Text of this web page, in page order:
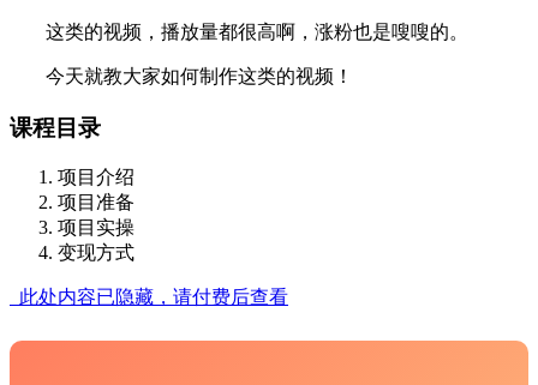
这类的视频，播放量都很高啊，涨粉也是嗖嗖的。
今天就教大家如何制作这类的视频！
课程目录
项目介绍
项目准备
项目实操
变现方式
此处内容已隐藏，请付费后查看